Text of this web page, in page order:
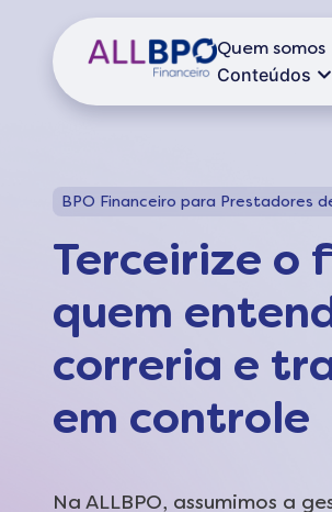
Quem somos
Conteúdos
BPO Financeiro para Prestadores
Terceirize o
quem
correria e
em controle
Na ALLBPO, assumimos a